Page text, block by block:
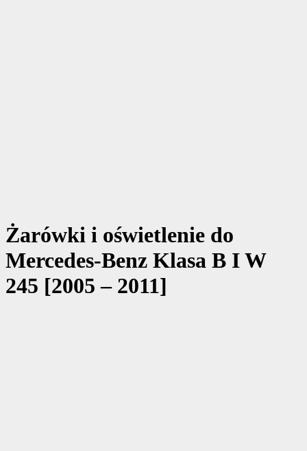
Żarówki i oświetlenie do
Mercedes-Benz Klasa B I W
245 [2005 – 2011]